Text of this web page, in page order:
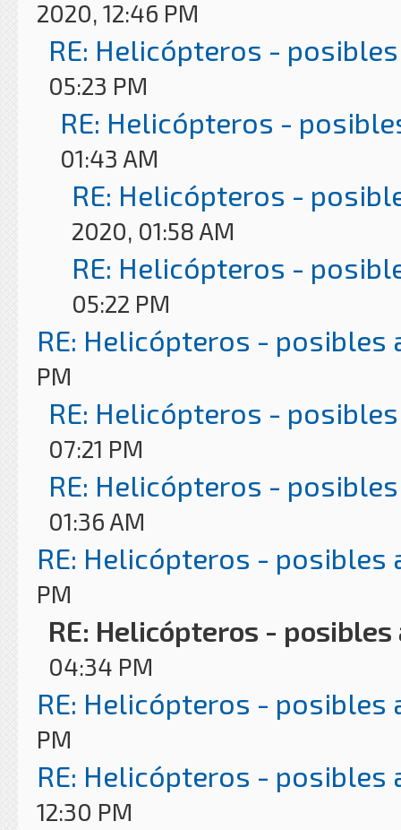
2020, 12:46 PM
RE: Helicópteros -
05:23 PM
RE: Helicópteros -
01:43 AM
RE: Helicópteros -
2020, 01:58 AM
RE: Helicópteros -
05:22 PM
RE: Helicópteros - posibles
PM
RE: Helicópteros -
07:21 PM
RE: Helicópteros -
01:36 AM
RE: Helicópteros - posibles
PM
RE: Helicópteros -
04:34 PM
RE: Helicópteros - posibles
PM
RE: Helicópteros - posibles
12:30 PM